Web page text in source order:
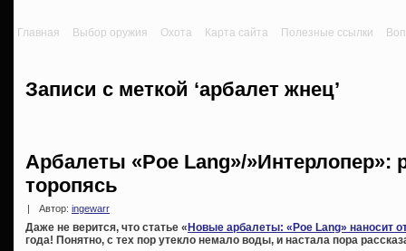
Главная Выбор оружия Охота Карта сайта Полезные ссылки
Записи с меткой ‘арбалет жнец’
Арбалеты «Poe Lang»/»Интерлопер»:
торопясь
Автор: ingewarr
Даже не верится, что статье « Новые арбалеты: «Poe Lang» наносит
года! Понятно, с тех пор утекло немало воды, и настала пора